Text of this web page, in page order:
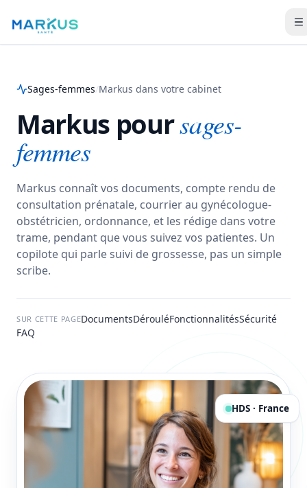
Sages-femmes/Markus dans votre cabinet
Markus poursages-
femmes
Markus connaît vos documents, compte rendu de
consultation prénatale, courrier au gynécologue-
obstétricien, ordonnance, et les rédige dans votre
trame, pendant que vous suivez vos patientes. Un
copilote qui parle suivi de grossesse, pas un simple
scribe.
SUR CETTE PAGEDocumentsDérouléFonctionnalitésSécurité
FAQ
HDS · France